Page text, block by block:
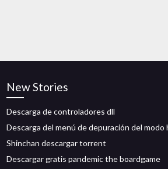
New Stories
Descarga de controladores dll
Descarga del menú de depuración del
Shinchan descargar torrent
Descargar gratis pandemic the boardgame